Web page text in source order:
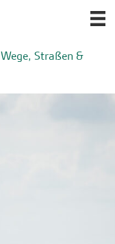
Wege, Straßen &